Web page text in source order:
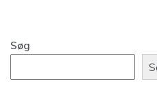
Søg